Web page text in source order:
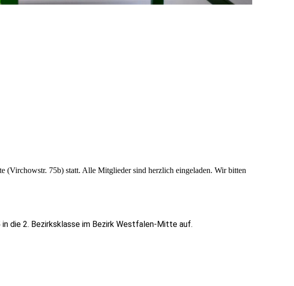
(Virchowstr. 75b) statt. Alle Mitglieder sind herzlich eingeladen. Wir bitten
die 2. Bezirksklasse im Bezirk Westfalen-Mitte auf.